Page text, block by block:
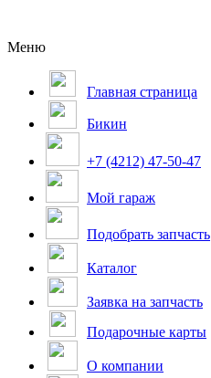
Меню
Главная страница
Бикин
+7 (4212) 47-50-47
Мой гараж
Подобрать запчасть
Каталог
Заявка на запчасть
Подарочные карты
О компании